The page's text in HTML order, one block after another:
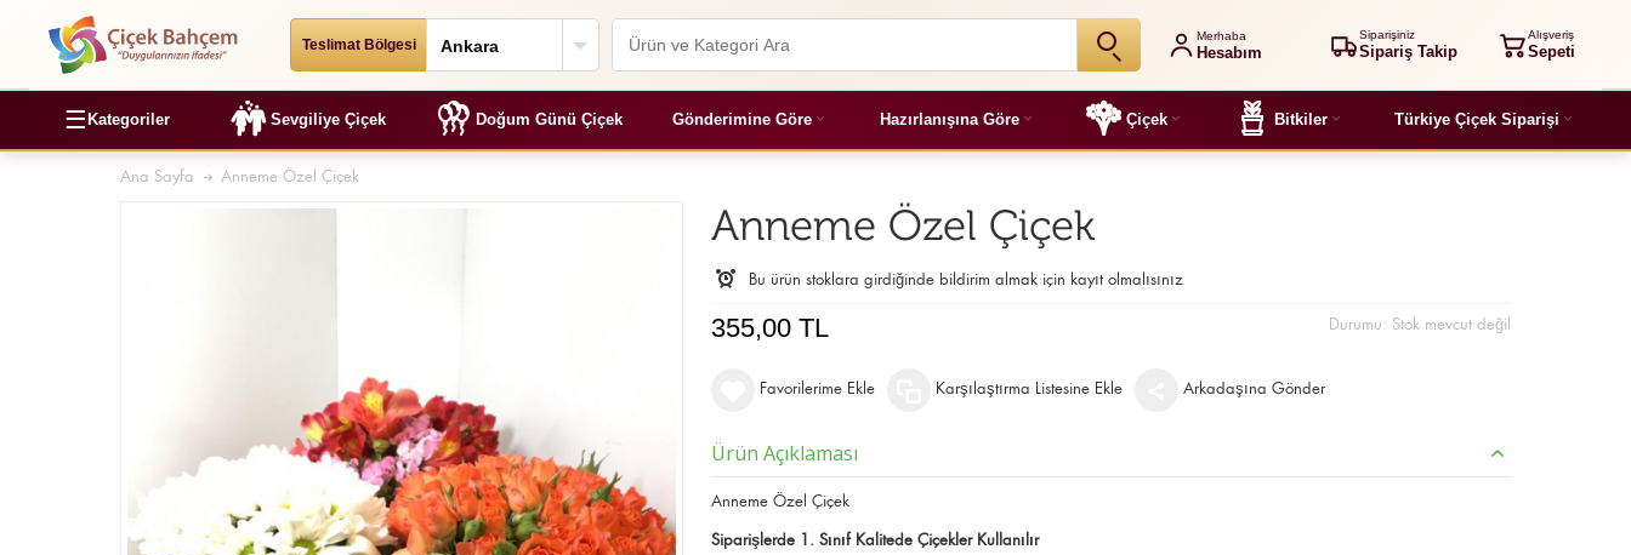
Teslimat Bölgesi
Merhaba
Hesabım
Siparişiniz
Sipariş Takip
Alışveriş
Sepeti
☰ Kategoriler Sevgiliye Çiçek Doğum Günü Çiçek Gönderimine Göre Hazırlanışına Göre Çiçek Bitkiler Türkiye Çiçek Siparişi
Ana Sayfa Anneme Özel Çiçek
Anneme Özel Çiçek
Bu ürün stoklara girdiğinde bildirim almak için kayıt olmalısınız
Durumu: Stok mevcut değil
355,00 TL
Favorilerime Ekle Karşılaştırma Listesine Ekle Arkadaşına Gönder
Ürün Açıklaması
Anneme Özel Çiçek
Siparişlerde 1. Sınıf Kalitede Çiçekler Kullanılır